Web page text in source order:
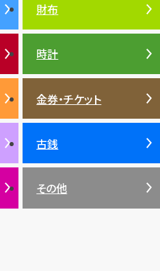
金貨 ブルガリ
アメジスト
バレンシアガ
ブレゲ SDGs
宝石・ジュエリー(ダイヤモ
ンド・宝石)TOP
ダイヤモンド
エメラルド
ルビー
サファイア
パール
サンゴ
ヒスイ
財布
時計
金券・チケット
古銭
その他